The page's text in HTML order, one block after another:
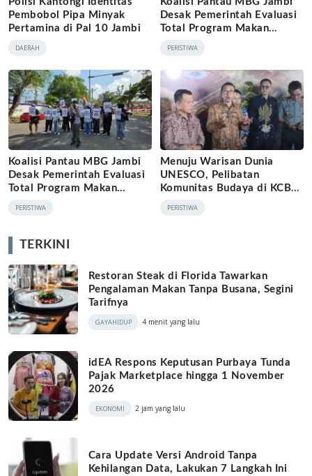
Pembobol Pipa Minyak
Pertamina di Pal 10 Jambi
DAERAH
Desak Pemerintah Evaluasi
Total Program Makan
PERISTIWA
Koalisi Pantau MBG Jambi
Desak Pemerintah Evaluasi
Total Program Makan
PERISTIWA
Menuju Warisan Dunia
UNESCO, Pelibatan
Komunitas Budaya di KCBN
PERISTIWA
TERKINI
Restoran Steak di Florida Tawarkan
Pengalaman Makan Tanpa Busana, Segini
Tarifnya
GAYAHIDUP 4 menit yang lalu
idEA Respons Keputusan Purbaya Tunda
Pajak Marketplace hingga 1 November
2026
EKONOMI 2 jam yang lalu
Cara Update Versi Android Tanpa
Kehilangan Data, Lakukan 7 Langkah Ini